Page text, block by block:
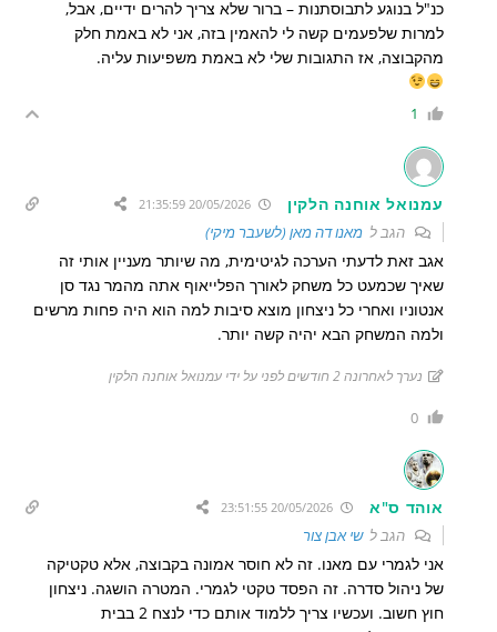
כנ"ל בנוגע לתבוסתנות – ברור שלא צריך להרים ידיים, אבל,
למרות שלפעמים קשה לי להאמין בזה, אני לא באמת חלק
מהקבוצה, אז התגובות שלי לא באמת משפיעות עליה.
1
עמנואל אוחנה הלקין 20/05/2026 21:35:59
הגב למאנו דה מאן (לשעבר מיקי)
אגב זאת לדעתי הערכה לגיטימית, מה שיותר מעניין אותי זה
שאיך שכמעט כל משחק לאורך הפלייאוף אתה מהמר נגד סן
אנטוניו ואחרי כל ניצחון מוצא סיבות למה הוא היה פחות מרשים
ולמה המשחק הבא יהיה קשה יותר.
נערך לאחרונה 2 חודשים לפני על ידי עמנואל אוחנה הלקין
0
אוהד ס"א 20/05/2026 23:51:55
הגב לשי אבן צור
אני לגמרי עם מאנו. זה לא חוסר אמונה בקבוצה, אלא טקטיקה
של ניהול סדרה. זה הפסד טקטי לגמרי. המטרה הושגה. ניצחון
חוץ חשוב. ועכשיו צריך ללמוד אותם כדי לנצח 2 בבית